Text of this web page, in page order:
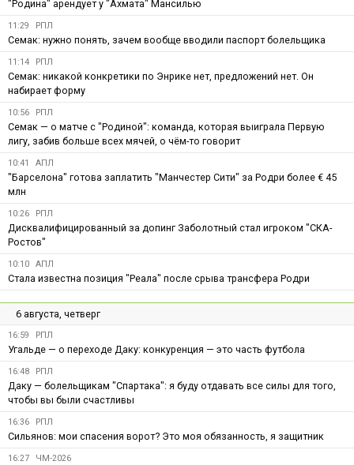
"Родина" арендует у "Ахмата" Мансилью
11:29 РПЛ
Семак: нужно понять, зачем вообще вводили паспорт болельщика
11:14 РПЛ
Семак: никакой конкретики по Энрике нет, предложений нет. Он
набирает форму
10:56 РПЛ
Семак — о матче с "Родиной": команда, которая выиграла Первую
лигу, забив больше всех мячей, о чём-то говорит
10:41 АПЛ
"Барселона" готова заплатить "Манчестер Сити" за Родри более € 45
млн
10:26 РПЛ
Дисквалифицированный за допинг Заболотный стал игроком "СКА-
Ростов"
10:10 АПЛ
Стала известна позиция "Реала" после срыва трансфера Родри
6 августа, четверг
16:59 РПЛ
Угальде — о переходе Даку: конкуренция — это часть футбола
16:48 РПЛ
Даку — болельщикам "Спартака": я буду отдавать все силы для того,
чтобы вы были счастливы
16:36 РПЛ
Сильянов: мои спасения ворот? Это моя обязанность, я защитник
16:27 ЧМ-2026